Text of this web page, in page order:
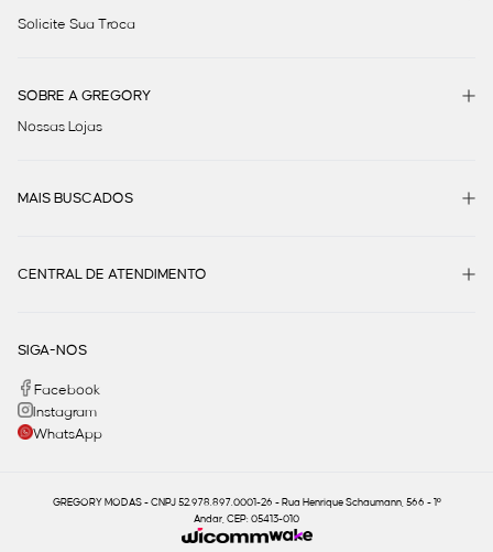
Solicite Sua Troca
SOBRE A GREGORY
Nossas Lojas
MAIS BUSCADOS
CENTRAL DE ATENDIMENTO
SIGA-NOS
Facebook
Instagram
WhatsApp
GREGORY MODAS - CNPJ 52.978.897.0001-26 - Rua Henrique Schaumann, 566 - 1º
Andar, CEP: 05413-010